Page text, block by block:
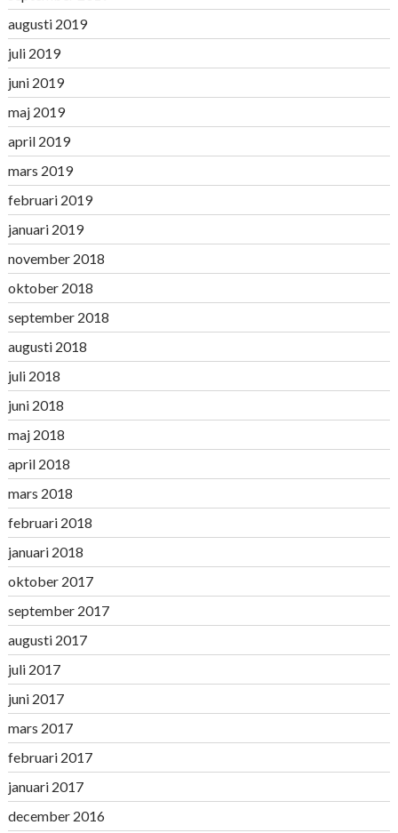
augusti 2019
juli 2019
juni 2019
maj 2019
april 2019
mars 2019
februari 2019
januari 2019
november 2018
oktober 2018
september 2018
augusti 2018
juli 2018
juni 2018
maj 2018
april 2018
mars 2018
februari 2018
januari 2018
oktober 2017
september 2017
augusti 2017
juli 2017
juni 2017
mars 2017
februari 2017
januari 2017
december 2016